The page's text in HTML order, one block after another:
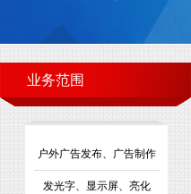
业务范围
户外广告发布、广告制作
发光字、显示屏、亮化